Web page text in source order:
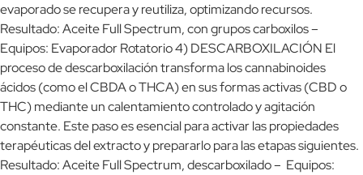
evaporado se recupera y reutiliza, optimizando recursos.
Resultado: Aceite Full Spectrum, con grupos carboxilos –
Equipos: Evaporador Rotatorio 4) DESCARBOXILACIÓN El
proceso de descarboxilación transforma los cannabinoides
ácidos (como el CBDA o THCA) en sus formas activas (CBD o
THC) mediante un calentamiento controlado y agitación
constante. Este paso es esencial para activar las propiedades
terapéuticas del extracto y prepararlo para las etapas siguientes.
Resultado: Aceite Full Spectrum, descarboxilado – Equipos: